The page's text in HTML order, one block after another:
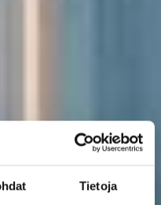
Tietoja